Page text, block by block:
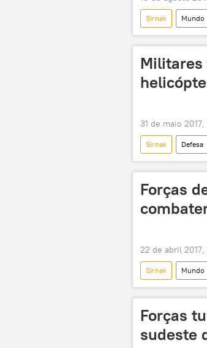
Sirnak Mundo
Tunceli
Militares
31 de maio 2017,
Sirnak Defesa
Anadolu
Forças
22 de abril 2017,
Sirnak Mundo
PKK
Forças
sudeste